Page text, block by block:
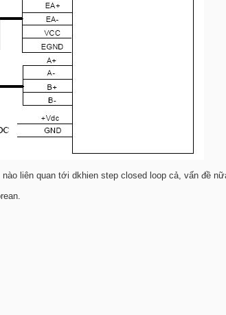
liên quan tới dkhien step closed loop cả, vấn đề